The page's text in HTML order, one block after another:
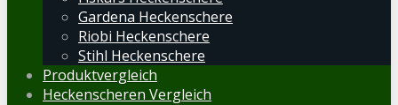
Gardena Heckenschere
Riobi Heckenschere
Stihl Heckenschere
Produktvergleich
Heckenscheren Vergleich